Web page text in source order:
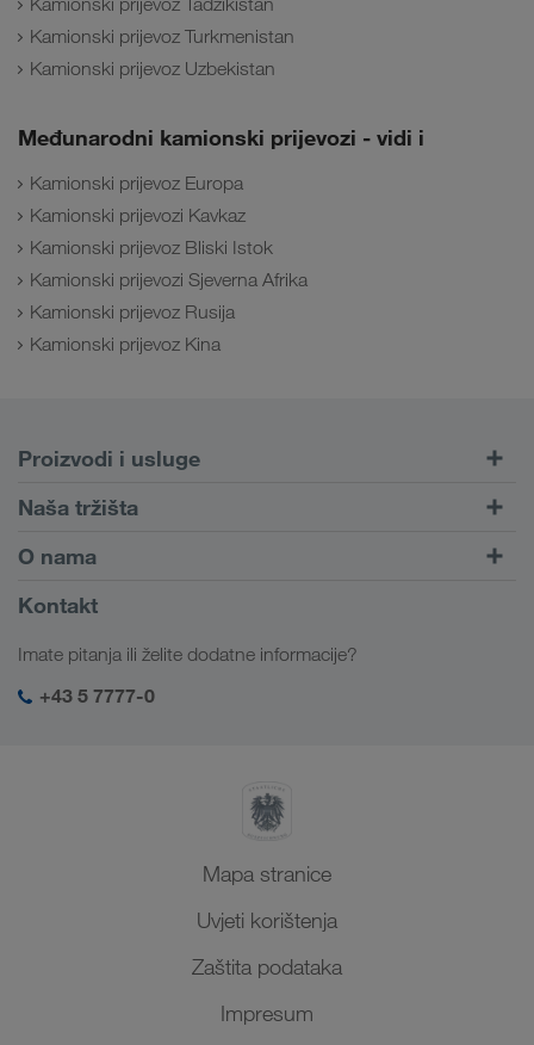
Kamionski prijevoz Turkmenistan
Kamionski prijevoz Uzbekistan
Međunarodni kamionski prijevozi - vidi i
Kamionski prijevoz Europa
Kamionski prijevozi Kavkaz
Kamionski prijevoz Bliski Istok
Kamionski prijevozi Sjeverna Afrika
Kamionski prijevoz Rusija
Kamionski prijevoz Kina
Proizvodi i usluge
Cestovni prijevoz
Portal za klijente CONNECT
Digitalna rješenja
Rješenja prema branši
Naša tržišta
Europa
Kavkaz
Srednja Azija
Bliski Istok
O nama
Informacije o poduzeću
Društvena odgovornost
SHEQ-menadžment
Kontakt
Imate pitanja ili želite dodatne informacije?
+43 5 7777-0
Mapa stranice
Uvjeti korištenja
Zaštita podataka
Impresum